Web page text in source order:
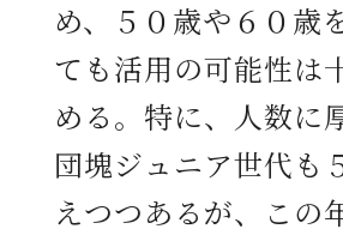
め、５０歳や６０歳
ても活用の可能性は
める。特に、人数に
団塊ジュニア世代も
えつつあるが、この